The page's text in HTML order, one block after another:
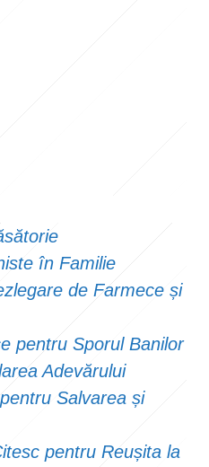
în Familie
de Farmece și
pentru Sporul Banilor
Adevărului
Salvarea și
pentru Reușita la